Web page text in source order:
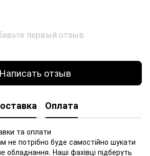
первый отзыв
Написать отзыв
Оплата
та оплати
не потрібно буде самостійно шукати
обладнання. Наші фахівці підберуть